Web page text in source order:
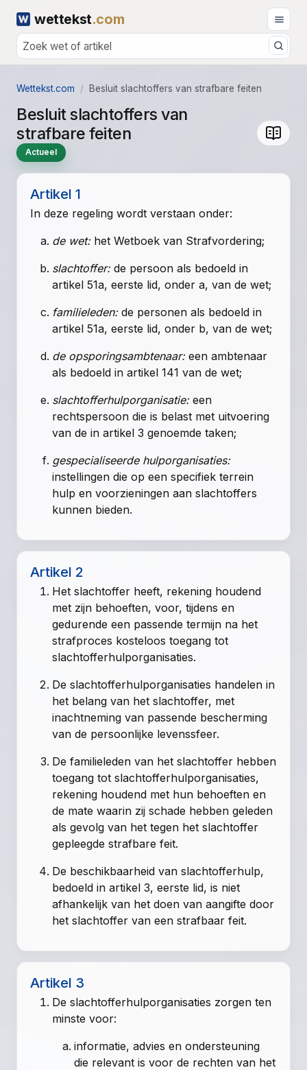
wettekst.com
Wettekst.com Besluit slachtoffers van strafbare feiten
Besluit slachtoffers van
strafbare feiten
Actueel
Artikel 1
In deze regeling wordt verstaan onder:
de wet:hetWetboek van Strafvordering;
slachtoffer:de persoon als bedoeld in
artikel 51a, eerste lid, onder a, van de wet;
familieleden:de personen als bedoeld in
artikel 51a, eerste lid, onder b, van de wet;
de opsporingsambtenaar:een ambtenaar
als bedoeld inartikel 141 van de wet;
slachtofferhulporganisatie:een
rechtspersoon die is belast met uitvoering
van de inartikel 3 genoemde taken;
gespecialiseerde hulporganisaties:
instellingen die op een specifiek terrein
hulp en voorzieningen aan slachtoffers
kunnen bieden.
Artikel 2
Het slachtoffer heeft, rekening houdend
met zijn behoeften, voor, tijdens en
gedurende een passende termijn na het
strafproces kosteloos toegang tot
slachtofferhulporganisaties.
De slachtofferhulporganisaties handelen in
het belang van het slachtoffer, met
inachtneming van passende bescherming
van de persoonlijke levenssfeer.
De familieleden van het slachtoffer hebben
toegang tot slachtofferhulporganisaties,
rekening houdend met hun behoeften en
de mate waarin zij schade hebben geleden
als gevolg van het tegen het slachtoffer
gepleegde strafbare feit.
De beschikbaarheid van slachtofferhulp,
bedoeld inartikel 3, eerste lid, is niet
afhankelijk van het doen van aangifte door
het slachtoffer van een strafbaar feit.
Artikel 3
De slachtofferhulporganisaties zorgen ten
minste voor:
informatie, advies en ondersteuning
die relevant is voor de rechten van het